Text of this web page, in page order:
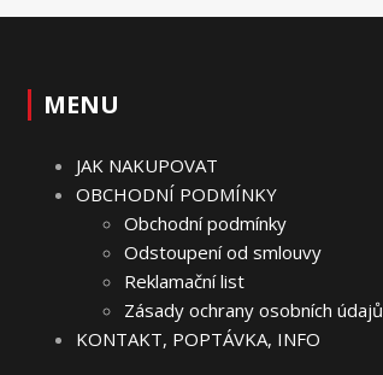
MENU
JAK NAKUPOVAT
OBCHODNÍ PODMÍNKY
Obchodní podmínky
Odstoupení od smlouvy
Reklamační list
Zásady ochrany osobních údajů
KONTAKT, POPTÁVKA, INFO